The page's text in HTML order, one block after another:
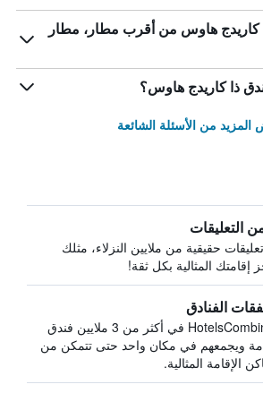
هاوس من أقرب مطار، مطار
ذا كاريدج هاوس؟
من الأسئلة الشائعة
التعليقات
حقيقية من ملايين النزلاء، مثلك
إقامتك المثالية بكل ثقة!
الفنادق
يبحث HotelsCombined في أكثر من 3 ملايين فندق
ويجمعهم في مكان واحد حتى تتمكن من
الإقامة المثالية.